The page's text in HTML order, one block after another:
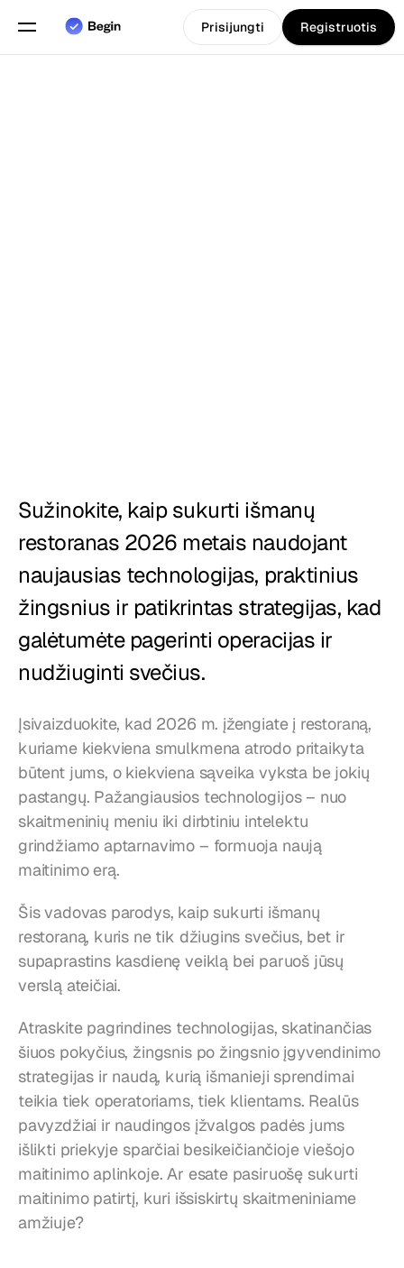
Maisto tiekimas
Kainos
Prisijungti Registruotis
Sužinokite, kaip sukurti išmanų
restoranas 2026 metais naudojant
naujausias technologijas, praktinius
žingsnius ir patikrintas strategijas, kad
galėtumėte pagerinti operacijas ir
nudžiuginti svečius.
Įsivaizduokite, kad 2026 m. įžengiate į restoraną,
kuriame kiekviena smulkmena atrodo pritaikyta
būtent jums, o kiekviena sąveika vyksta be jokių
pastangų. Pažangiausios technologijos – nuo
skaitmeninių meniu iki dirbtiniu intelektu
grindžiamo aptarnavimo – formuoja naują
maitinimo erą.
Šis vadovas parodys, kaip sukurti išmanų
restoraną, kuris ne tik džiugins svečius, bet ir
supaprastins kasdienę veiklą bei paruoš jūsų
verslą ateičiai.
Atraskite pagrindines technologijas, skatinančias
šiuos pokyčius, žingsnis po žingsnio įgyvendinimo
strategijas ir naudą, kurią išmanieji sprendimai
teikia tiek operatoriams, tiek klientams. Realūs
pavyzdžiai ir naudingos įžvalgos padės jums
išlikti priekyje sparčiai besikeičiančioje viešojo
maitinimo aplinkoje. Ar esate pasiruošę sukurti
maitinimo patirtį, kuri išsiskirtų skaitmeniniame
amžiuje?